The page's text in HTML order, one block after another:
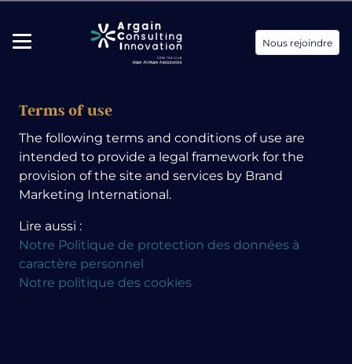
Nous rejoindre
Terms of use
The following terms and conditions of use are
intended to provide a legal framework for the
provision of the site and services by Brand
Marketing International.
Lire aussi :
Notre Politique de protection des données à
caractère personnel
Notre politique des cookies